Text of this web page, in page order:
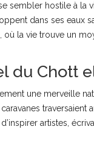
sembler hostile à la
dans ses eaux
où la vie trouve un
du Chott
une merveille
d’inspirer artistes,